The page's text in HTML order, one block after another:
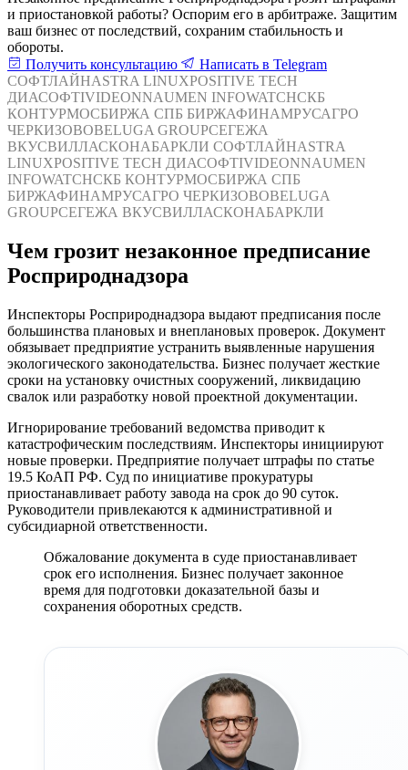
и приостановкой работы? Оспорим его в арбитраже. Защитим
ваш бизнес от последствий, сохраним стабильность и
обороты.
Получить консультацию
Написать в Telegram
СОФТЛАЙНASTRA LINUXPOSITIVE TECH
ДИАСОФТIVIDEONNAUMEN INFOWATCHСКБ
КОНТУРМОСБИРЖА СПБ БИРЖАФИНАМРУСАГРО
ЧЕРКИЗОВОBELUGA GROUPСЕГЕЖА
ВКУСВИЛЛАСКОНАБАРКЛИ СОФТЛАЙНASTRA
LINUXPOSITIVE TECH ДИАСОФТIVIDEONNAUMEN
INFOWATCHСКБ КОНТУРМОСБИРЖА СПБ
БИРЖАФИНАМРУСАГРО ЧЕРКИЗОВОBELUGA
GROUPСЕГЕЖА ВКУСВИЛЛАСКОНАБАРКЛИ
Чем грозит незаконное предписание
Росприроднадзора
Инспекторы Росприроднадзора выдают предписания после
большинства плановых и внеплановых проверок. Документ
обязывает предприятие устранить выявленные нарушения
экологического законодательства. Бизнес получает жесткие
сроки на установку очистных сооружений, ликвидацию
свалок или разработку новой проектной документации.
Игнорирование требований ведомства приводит к
катастрофическим последствиям. Инспекторы инициируют
новые проверки. Предприятие получает штрафы по статье
19.5 КоАП РФ. Суд по инициативе прокуратуры
приостанавливает работу завода на срок до 90 суток.
Руководители привлекаются к административной и
субсидиарной ответственности.
Обжалование документа в суде приостанавливает
срок его исполнения. Бизнес получает законное
время для подготовки доказательной базы и
сохранения оборотных средств.